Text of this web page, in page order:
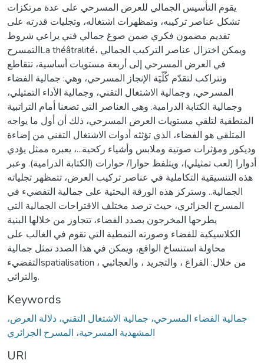
يقوم التأسيس الجمالي للعرض المسرحي على عدة مرتكزات
تشكل عناصر تركيبه، وتمظهرات اشتغاله، وتجليات قدرته على
تقديم مضمون فكري ضمن صوغ جمالي فني يراعي شروط
التمسرحLa théâtralité، ويمكن اختزال عناصر التركيب الجمالي
في العرض المسرحي إلى أربعة مستويات أساسية، تتقاطع
وتتراكب لتقدّم كُلّيَة الإنجاز المسرحي، وهي: جمالية الفضاء
المسرحي، وجمالية الاشتغال التقني، وجمالية الأداء التمثيلي،
وجمالية الكتابة الدرامية. وهي العناصر التي تضعنا أمام التراتبية
المنطقية لتلقي مستويات العرض المسرحي، ذلك أن أول ما يواجه
المتلقي هو الفضاء، الذي تؤثثه أدوات الاشتغال التقني من إضاءة
وديكور ومؤثرات صوتية وملابس وأشياء ركحية...، يعبره ممثل يؤدي
أدوارا (لعب تمثيلي)، ويتلفظ حوارا/ حوارات (الكتابة الدرامية). وعبر
هذه التنسيقية التكاملية في عناصر تركيب العرض، تتمظهر تجلياته
الجمالية.. وستركز هذه الورقة البحثية على جمالية التفضيء في
المسرح الجزائري، حيث ترصد مختلف الاقتراحات الجمالية التي
يطرحها المخرجون بصدد الفضاء، تتجاوز من خلالها البنية
الكلاسيكية للفضاء وصورته النمطية التي تقوم في الغالب على
محاولة استنساخ الواقع، ويمكن في هذا الصدد تمثل جمالية
التفضيءspatialisation من خلال: الفراغ ، والتجريد ، والعجائبي ،
والتراثي.
Keywords
جمالية الفضاء المسرحي، جمالية الاشتغال التقني، دلالة العرض،
المشهدية المسرحية، المسرح الجزائري
URI